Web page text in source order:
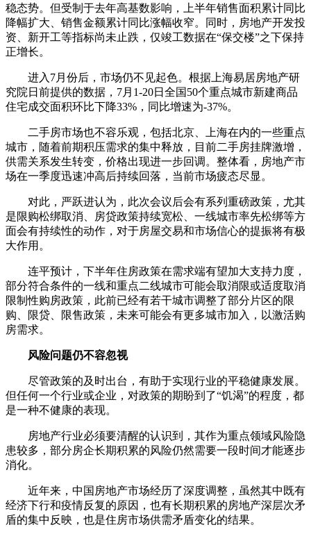
稳态势。但受制于去年高基数影响，上半年销售面积累计同比
降幅扩大、销售金额累计同比涨幅收窄。同时，房地产开发投
资、新开工等指标尚未止跌，仅竣工数据在“保交楼”之下保持
正增长。
进入7月份后，市场仍不见起色。根据上海易居房地产研
究院日前提供的数据，7月1-20日全国50个重点城市新建商品
住宅成交面积环比下降33%，同比增速为-37%。
二手房市场也不容乐观，包括北京、上海在内的一些重点
城市，随着前期积压需求的集中释放，目前二手房挂牌激增，
供需关系发生转变，价格出现进一步回调。整体看，房地产市
场在一季度迅速冲高后持续回落，当前市场疲态尽显。
对此，严跃进认为，此次会议后会有系列重磅政策，尤其
是限购松绑取消、房贷政策持续宽松、一线城市率先松绑等方
面会有持续性的动作，对于房屋交易和市场信心的提振将有极
大作用。
连平预计，下半年住房政策在需求端有望加大支持力度，
部分符合条件的一线和重点二线城市可能会取消限或适度取消
限制性购房政策，此前已经有若干城市调整了部分片区的限
购、限贷、限售政策，未来可能会有更多城市加入，以激活购
房需求。
风险问题仍不容忽视
尽管政策的及时出台，有助于实现行业的平稳健康发展。
但任何一个行业或企业，对政策的期盼到了“饥渴”的程度，都
是一种不健康的表现。
房地产行业必须要清醒的认识到，其作为重点领域风险隐
患较多，部分房企长期积累的风险仍然需要一段时间才能逐步
消化。
近年来，中国房地产市场经历了深度调整，虽然其中既有
经济下行和疫情反复的原因，也有长期积累的房地产深层次矛
盾的集中反映，也是住房市场供需矛盾变化的结果。